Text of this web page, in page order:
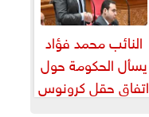
النائب محمد فؤاد
يسأل الحكومة حول
اتفاق حقل كرونوس